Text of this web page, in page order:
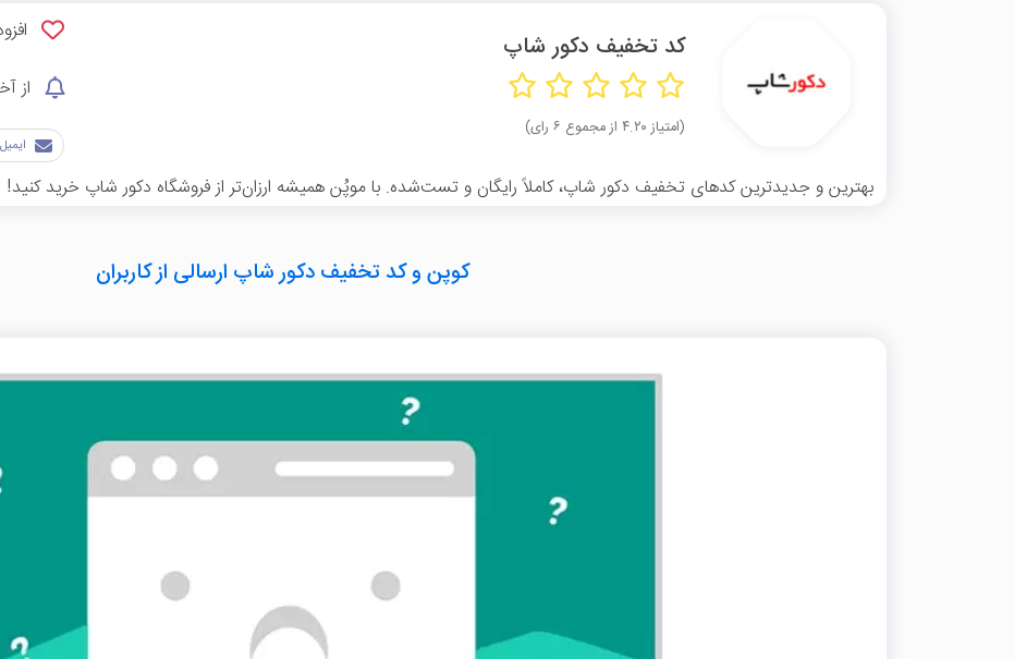
کد تخفیف دکور شاپ
(امتیاز ۴.۲۰ از مجموع ۶ رای)
از
بهترین و جدیدترین کدهای تخفیف دکور شاپ، کاملاً رایگان و تست‌شده. با موپُن همیشه ارزان‌تر از فروشگاه دکور شاپ خرید کنید!
کوپن و کد تخفیف دکور شاپ ارسالی از کاربران